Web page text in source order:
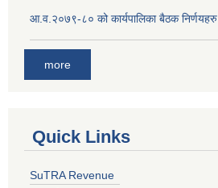
आ.व.२०७९-८० को कार्यपालिका बैठक निर्णयहरु
more
Quick Links
SuTRA Revenue